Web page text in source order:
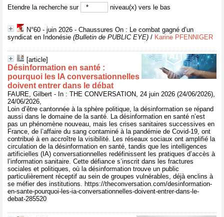
Etendre la recherche sur
niveau(x) vers le bas
N°60 - juin 2026 - Chaussures On : Le combat gagné d’un
syndicat en Indonésie (Bulletin de PUBLIC EYE) / Karine PFENNIGER
[article]
Désinformation en santé :
pourquoi les IA conversationnelles
doivent entrer dans le débat
FAURE, Gilbert - In : THE CONVERSATION, 24 juin 2026 (24/06/2026),
24/06/2026,
Loin d’être cantonnée à la sphère politique, la désinformation se répand
aussi dans le domaine de la santé. La désinformation en santé n’est
pas un phénomène nouveau, mais les crises sanitaires successives en
France, de l’affaire du sang contaminé à la pandémie de Covid-19, ont
contribué à en accroître la visibilité. Les réseaux sociaux ont amplifié la
circulation de la désinformation en santé, tandis que les intelligences
artificielles (IA) conversationnelles redéfinissent les pratiques d’accès à
l’information sanitaire. Cette défiance s’inscrit dans les fractures
sociales et politiques, où la désinformation trouve un public
particulièrement réceptif au sein de groupes vulnérables, déjà enclins à
se méfier des institutions. https://theconversation.com/desinformation-
en-sante-pourquoi-les-ia-conversationnelles-doivent-entrer-dans-le-
debat-285520